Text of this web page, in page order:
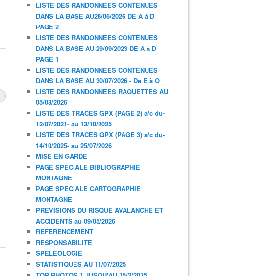
LISTE DES RANDONNEES CONTENUES
DANS LA BASE AU28/06/2026 DE A à D
PAGE 2
LISTE DES RANDONNEES CONTENUES
DANS LA BASE AU 29/09/2023 DE A à D
PAGE 1
LISTE DES RANDONNEES CONTENUES
DANS LA BASE AU 30/07/2026 - De E à O
LISTE DES RANDONNEES RAQUETTES AU
05/03/2026
LISTE DES TRACES GPX (PAGE 2) a/c du-
12/07/2021- au 13/10/2025
LISTE DES TRACES GPX (PAGE 3) a/c du-
14/10/2025- au 25/07/2026
MISE EN GARDE
PAGE SPECIALE BIBLIOGRAPHIE
MONTAGNE
PAGE SPECIALE CARTOGRAPHIE
MONTAGNE
PREVISIONS DU RISQUE AVALANCHE ET
ACCIDENTS au 09/05/2026
REFERENCEMENT
RESPONSABILITE
SPELEOLOGIE
STATISTIQUES AU 11/07/2025